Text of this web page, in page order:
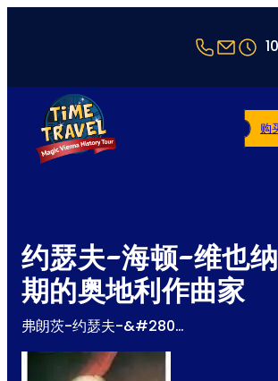
+43 1
约瑟夫-海顿-维也
期的奥地利作曲家
弗朗茨-约瑟夫-&#280…